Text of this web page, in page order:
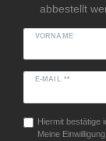
abbestellt
VORNAME
E-MAIL **
Hiermit bestätige
Meine